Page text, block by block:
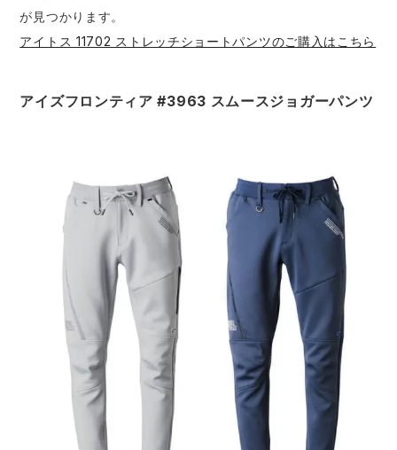
が見つかります。
アイトス 11702 ストレッチショートパンツのご購入はこちら
アイズフロンティア #3963 スムースジョガーパンツ